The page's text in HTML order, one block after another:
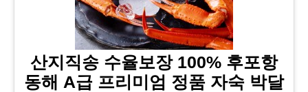
산지직송 수율보장 100% 후포항
동해 A급 프리미엄 정품 자숙 박달